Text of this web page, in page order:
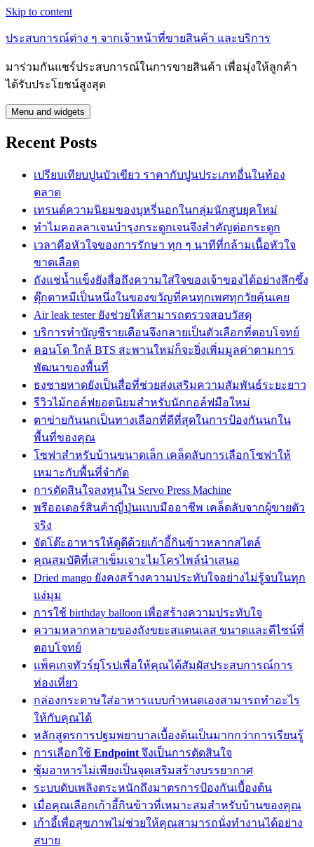
Skip to content
ประสบการณ์ต่าง ๆ จากเจ้าหน้าที่ขายสินค้า และบริการ
มาร่วมกันแชร์ประสบการณ์ในการขายสินค้า เพื่อมุ่งให้ลูกค้า
ได้รับประโยชน์สูงสุด
Menu and widgets
Recent Posts
เปรียบเทียบปูนบัวเขียว ราคากับปูนประเภทอื่นในท้อง
ตลาด
เทรนด์ความนิยมของบุหรี่นอกในกลุ่มนักสูบยุคใหม่
ทำไมคอลลาเจนบำรุงกระดูกเจนจึงสำคัญต่อกระดูก
เวลาคือหัวใจของการรักษา ทุก ๆ นาทีที่กล้ามเนื้อหัวใจ
ขาดเลือด
ถังแช่น้ำแข็งยังสื่อถึงความใส่ใจของเจ้าของได้อย่างลึกซึ้ง
ตุ๊กตาหมีเป็นหนึ่งในของขวัญที่คนทุกเพศทุกวัยคุ้นเคย
Air leak tester ยังช่วยให้สามารถตรวจสอบวัสดุ
บริการทำบัญชีรายเดือนจึงกลายเป็นตัวเลือกที่ตอบโจทย์
คอนโด ใกล้ BTS สะพานใหม่ก็จะยิ่งเพิ่มมูลค่าตามการ
พัฒนาของพื้นที่
ธงชายหาดยังเป็นสื่อที่ช่วยส่งเสริมความสัมพันธ์ระยะยาว
รีวิวไม้กอล์ฟยอดนิยมสำหรับนักกอล์ฟมือใหม่
ตาข่ายกันนกเป็นทางเลือกที่ดีที่สุดในการป้องกันนกใน
พื้นที่ของคุณ
โซฟาสำหรับบ้านขนาดเล็ก เคล็ดลับการเลือกโซฟาให้
เหมาะกับพื้นที่จำกัด
การตัดสินใจลงทุนใน Servo Press Machine
พรีออเดอร์สินค้าญี่ปุ่นแบบมืออาชีพ เคล็ดลับจากผู้ขายตัว
จริง
จัดโต๊ะอาหารให้ดูดีด้วยเก้าอี้กินข้าวหลากสไตล์
คุณสมบัติที่เสาเข็มเจาะไมโครไพล์นำเสนอ
Dried mango ยังคงสร้างความประทับใจอย่างไม่รู้จบในทุก
แง่มุม
การใช้ birthday balloon เพื่อสร้างความประทับใจ
ความหลากหลายของถังขยะสแตนเลส ขนาดและดีไซน์ที่
ตอบโจทย์
แพ็คเกจทัวร์ยุโรปเพื่อให้คุณได้สัมผัสประสบการณ์การ
ท่องเที่ยว
กล่องกระดาษใส่อาหารแบบกำหนดเองสามารถทำอะไร
ให้กับคุณได้
หลักสูตรการปฐมพยาบาลเบื้องต้นเป็นมากกว่าการเรียนรู้
การเลือกใช้ Endpoint จึงเป็นการตัดสินใจ
ซุ้มอาหารไม่เพียงเป็นจุดเสริมสร้างบรรยากาศ
ระบบดับเพลิงตระหนักถึงมาตรการป้องกันเบื้องต้น
เมื่อคุณเลือกเก้าอี้กินข้าวที่เหมาะสมสำหรับบ้านของคุณ
เก้าอี้เพื่อสุขภาพไม่ช่วยให้คุณสามารถนั่งทำงานได้อย่าง
สบาย